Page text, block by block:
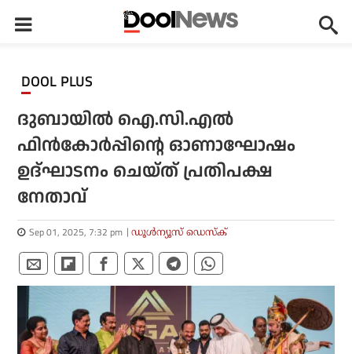
DOOL PLUS
ദുബായില്‍ ഐ.സി.എല്‍
ഫിന്‍കോര്‍പ്പിന്റെ ഓണാഘോഷം
ഉദ്ഘാടനം ചെയ്ത് പ്രതിപക്ഷ
നേതാവ്
Sep 01, 2025, 7:32 pm ഡൂള്‍ന്യൂസ് ഡെസ്‌ക്